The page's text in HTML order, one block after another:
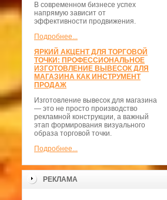
В современном бизнесе успех
напрямую зависит от
эффективности продвижения.
Подробнее...
ЯРКИЙ АКЦЕНТ ДЛЯ ТОРГОВОЙ
ТОЧКИ: ПРОФЕССИОНАЛЬНОЕ
ИЗГОТОВЛЕНИЕ ВЫВЕСОК ДЛЯ
МАГАЗИНА КАК ИНСТРУМЕНТ
ПРОДАЖ
Изготовление вывесок для магазина
— это не просто производство
рекламной конструкции, а важный
этап формирования визуального
образа торговой точки.
Подробнее...
РЕКЛАМА